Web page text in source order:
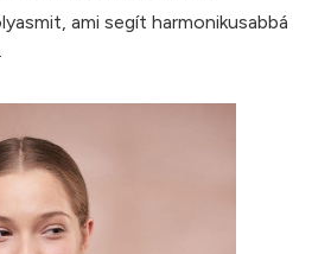
ami segít harmonikusabbá